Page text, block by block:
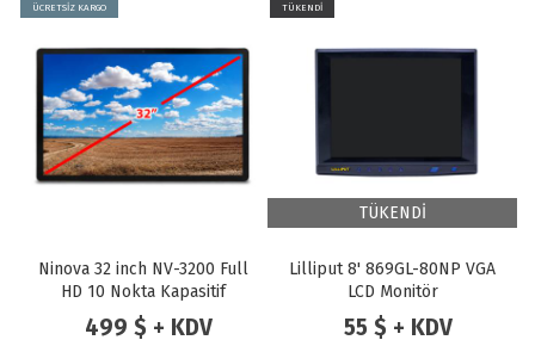
ÜCRETSİZ KARGO
Ninova 32 inch NV-3200 Full
HD 10 Nokta Kapasitif
Endüstriyel KASA VGA HDMI
499 $ + KDV
TÜKENDİ
TÜKENDİ
Lilliput 8' 869GL-80NP VGA
LCD Monitör
55 $ + KDV